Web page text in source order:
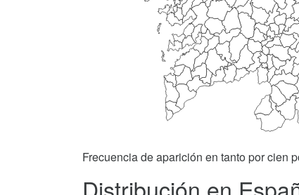
Frecuencia de aparición en tanto por cien